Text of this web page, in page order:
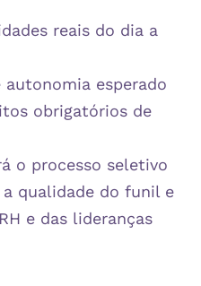
reais do dia a
esperado
obrigatórios de
o processo seletivo
qualidade do funil e
e das lideranças